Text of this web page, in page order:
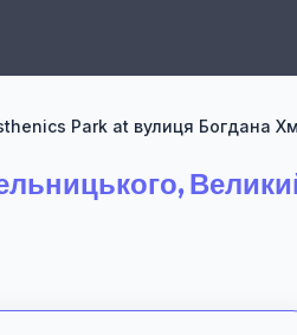
Park at вулиця Богдана